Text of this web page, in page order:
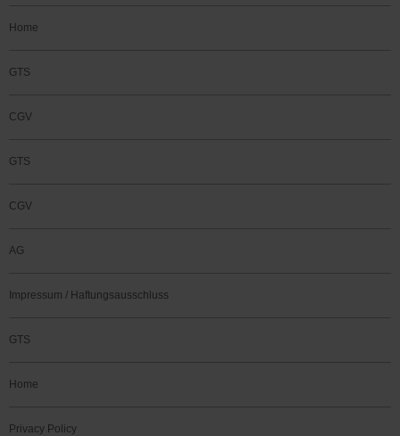
Home
GTS
CGV
GTS
CGV
AG
Impressum / Haftungsausschluss
GTS
Home
Privacy Policy